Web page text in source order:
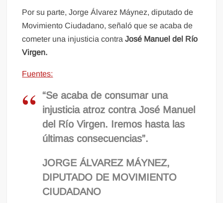
Por su parte, Jorge Álvarez Máynez, diputado de
Movimiento Ciudadano, señaló que se acaba de
cometer una injusticia contra José Manuel del Río
Virgen.
Fuentes:
“Se acaba de consumar una
injusticia atroz contra José Manuel
del Río Virgen. Iremos hasta las
últimas consecuencias”.
JORGE ÁLVAREZ MÁYNEZ,
DIPUTADO DE MOVIMIENTO
CIUDADANO